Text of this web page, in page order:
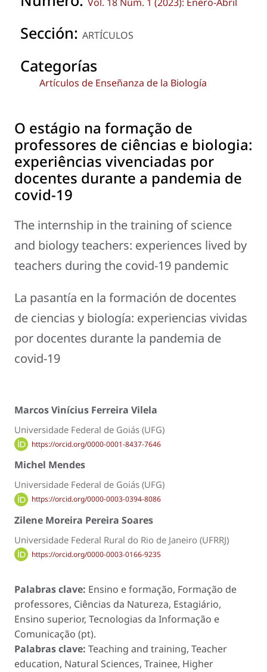
Sección: ARTÍCULOS
Categorías
Artículos de Enseñanza de la Biología
O estágio na formação de
professores de ciências e biologia:
experiências vivenciadas por
docentes durante a pandemia de
covid-19
The internship in the training of science
and biology teachers: experiences lived by
teachers during the covid-19 pandemic
La pasantía en la formación de docentes
de ciencias y biología: experiencias vividas
por docentes durante la pandemia de
covid-19
Marcos Vinícius Ferreira Vilela
Universidade Federal de Goiás (UFG)
https://orcid.org/0000-0001-8437-7646
Michel Mendes
Universidade Federal de Goiás (UFG)
https://orcid.org/0000-0003-0394-8086
Zilene Moreira Pereira Soares
Universidade Federal Rural do Rio de Janeiro (UFRRJ)
https://orcid.org/0000-0003-0166-9235
Palabras clave: Ensino e formação, Formação de
professores, Ciências da Natureza, Estagiário,
Ensino superior, Tecnologias da Informação e
Comunicação (pt).
Palabras clave: Teaching and training, Teacher
education, Natural Sciences, Trainee, Higher